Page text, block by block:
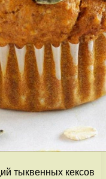
тыквенных кексов